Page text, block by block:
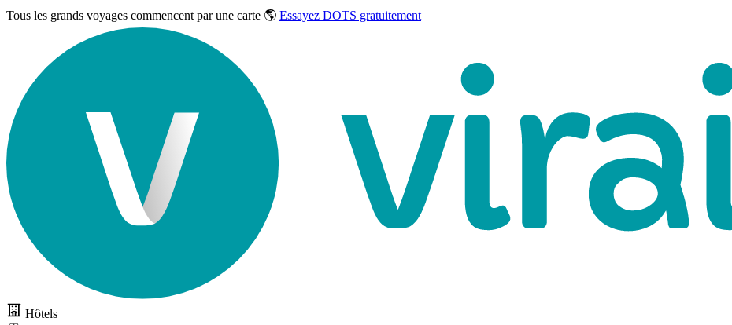
Tous les grands voyages commencent par une carte 🌎 Essayez DOTS gratuitement
Hôtels